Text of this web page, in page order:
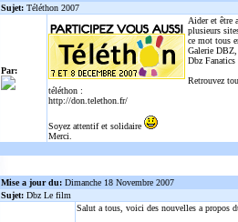
Sujet: Téléthon 2007
Par:
Aider et être
plusieurs
ce mot tous
Galerie
Dbz Fanatics
Retrouvez
téléthon :
http://don.telethon.fr/
Soyez attentif et solidaire
Merci.
Mise a jour du: Dimanche 18 Novembre 2007
Sujet: Dbz Le film
Salut a tous, voici des nouvelles a propos